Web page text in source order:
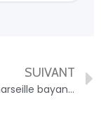
SUIVANT
Pastis de marseille bayanis – 3270190112457